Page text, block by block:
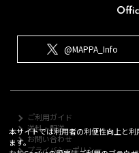
@MAPPA_Info
ご利用ガイド
送料・配送
お問い合わせ
プライバシーポリシー
本サイトでは利用者の利便性向上と
ます。